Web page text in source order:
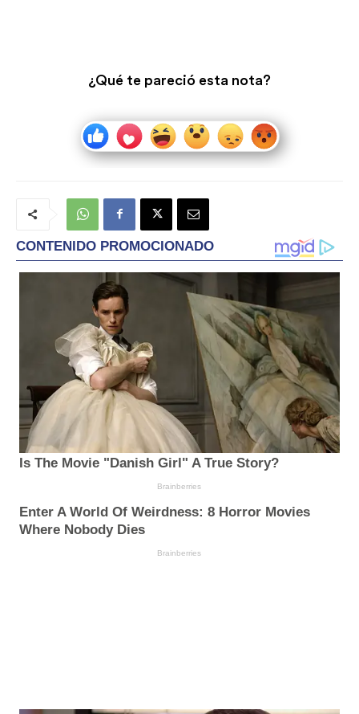
¿Qué te pareció esta nota?